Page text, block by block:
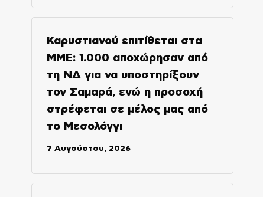
Καρυστιανού επιτίθεται στα
ΜΜΕ: 1.000 αποχώρησαν από
τη ΝΔ για να υποστηρίξουν
τον Σαμαρά, ενώ η προσοχή
στρέφεται σε μέλος μας από
το Μεσολόγγι
7 Αυγούστου, 2026